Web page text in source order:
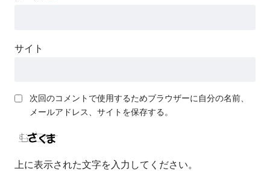
サイト
次回のコメントで使用するためブラウザーに自分の名前、
メールアドレス、サイトを保存する。
上に表示された文字を入力してください。